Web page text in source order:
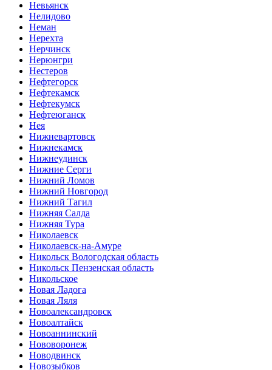
Невьянск
Нелидово
Неман
Нерехта
Нерчинск
Нерюнгри
Нестеров
Нефтегорск
Нефтекамск
Нефтекумск
Нефтеюганск
Нея
Нижневартовск
Нижнекамск
Нижнеудинск
Нижние Серги
Нижний Ломов
Нижний Новгород
Нижний Тагил
Нижняя Салда
Нижняя Тура
Николаевск
Николаевск-на-Амуре
Никольск Вологодская область
Никольск Пензенская область
Никольское
Новая Ладога
Новая Ляля
Новоалександровск
Новоалтайск
Новоаннинский
Нововоронеж
Новодвинск
Новозыбков